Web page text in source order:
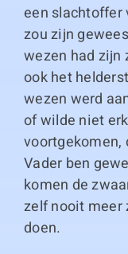
een slachtoffer
zou zijn
wezen had
ook het
wezen werd
of wilde niet
voortgekomen,
Vader ben
komen de
zelf nooit meer
doen.